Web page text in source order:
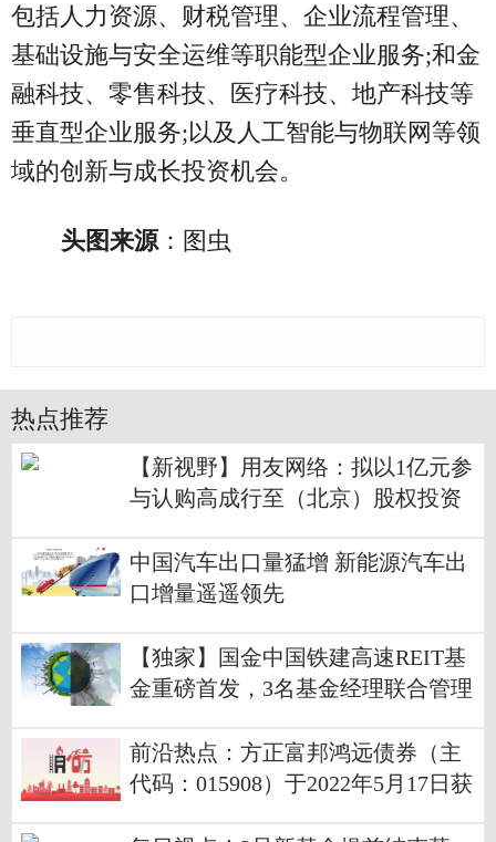
包括人力资源、财税管理、企业流程管理、
基础设施与安全运维等职能型企业服务;和金
融科技、零售科技、医疗科技、地产科技等
垂直型企业服务;以及人工智能与物联网等领
域的创新与成长投资机会。
头图来源：图虫
热点推荐
【新视野】用友网络：拟以1亿元参
与认购高成行至（北京）股权投资
中国汽车出口量猛增 新能源汽车出
口增量遥遥领先
【独家】国金中国铁建高速REIT基
金重磅首发，3名基金经理联合管理
前沿热点：方正富邦鸿远债券（主
代码：015908）于2022年5月17日获